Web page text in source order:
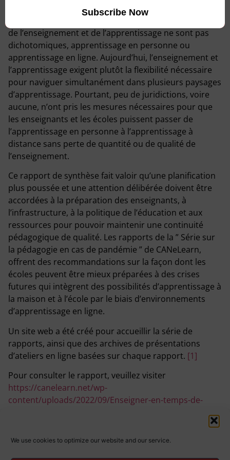
We use cookies to optimize our website and our service.
d’enseignement et d’apprentissage d’avant le virus, en
de l’enseignement et de l’apprentissage ne sont pas
dichotomiques, apprentissage en personne ou
apprentissage en ligne. Aujourd’hui, l’enseignement et
l’apprentissage exigent plutôt la flexibilité nécessaire
pour naviguer simultanément dans plusieurs paysages
d’apprentissage. Pourtant, peu de juridictions, voire
aucune, n’ont pris les mesures nécessaires pour que
les enseignants et les écoles puissent passer de
l’apprentissage en personne à l’apprentissage à
distance sans perte de quantité ou de qualité de
l’enseignement.
Ce rapport de synthèse fait valoir qu’une planification
plus poussée et une attention délibérée doivent être
accordées à la préparation des enseignants, à
l’infrastructure, à la politique de l’éducation et aux
ressources pour pouvoir maintenir une continuité
pédagogique de qualité. Les rapports de la ” Série sur
la pédagogie en cas de pandémie ” de CANeLearn,
offrent des recommandations sur la façon dont les
écoles peuvent être mieux préparées à des crises
futures qui intègrent des possibilités d’apprentissage à
la maison et à l’école par le biais d’environnements
d’apprentissage en ligne.
Un site web a été créé pour accueillir la série de
rapports, ainsi que des archives de présentations
d’ateliers en ligne basées sur chaque rapport. [1]
Pour consulter le rapport, veuillez visiter
https://canelearn.net/wp-
content/uploads/2022/09/Enseigner-en-temps-de-
https://sites.google.com/view/canelearn-ert/